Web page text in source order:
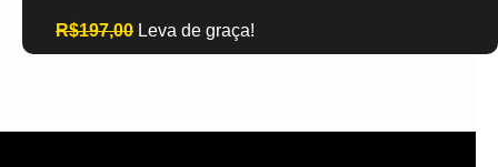
R$197,00 Leva de graça!